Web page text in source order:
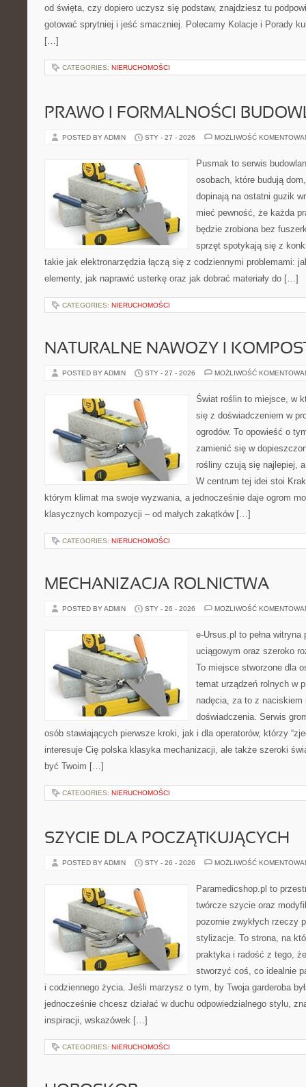
od święta, czy dopiero uczysz się podstaw, znajdziesz tu
gotować sprytniej i jeść smaczniej. Polecamy Kolacje i Porady
[…]
CATEGORIES: NIERUCHOMOŚCI
PRAWO I FORMALNOŚCI
POSTED BY ADMIN STY - 27 - 2026 MOŻLIWOŚĆ
Pusmak to serwis
osobach, które budują
dopinają na ostatni guzik
mieć pewność, że każda
będzie zrobiona bez
sprzęt spotykają się z
takie jak elektronarzędzia łączą się z codziennymi problemami:
elementy, jak naprawić usterkę oraz jak dobrać materiały do […]
CATEGORIES: NIERUCHOMOŚCI
NATURALNE NAWOZY I
POSTED BY ADMIN STY - 27 - 2026 MOŻLIWOŚĆ
Świat roślin to miejsce, w
się z doświadczeniem w
ogrodów. To opowieść o
zamienić się w
rośliny czują się najlepiej,
W centrum tej idei stoi
którym klimat ma swoje wyzwania, a jednocześnie daje ogrom
klasycznych kompozycji – od małych zakątków […]
CATEGORIES: NIERUCHOMOŚCI
MECHANIZACJA ROLNICTWA
POSTED BY ADMIN STY - 26 - 2026 MOŻLIWOŚĆ
e-Ursus.pl to pełna
uciągowym oraz szeroko
To miejsce stworzone dla
temat urządzeń rolnych w
nadęcia, za to z naciskiem
doświadczenia. Serwis
osób stawiających pierwsze kroki, jak i dla operatorów, którzy
interesuje Cię polska klasyka mechanizacji, ale także szeroki
być Twoim […]
CATEGORIES: NIERUCHOMOŚCI
SZYCIE DLA POCZĄTKUJĄCYCH
POSTED BY ADMIN STY - 26 - 2026 MOŻLIWOŚĆ
Paramedicshop.pl to
twórcze szycie oraz
pozornie zwykłych rzeczy
stylizacje. To strona, na
praktyka i radość z tego,
stworzyć coś, co idealnie
i codziennego życia. Jeśli marzysz o tym, by Twoja garderoba
jednocześnie chcesz działać w duchu odpowiedzialnego stylu,
inspiracji, wskazówek […]
CATEGORIES: NIERUCHOMOŚCI